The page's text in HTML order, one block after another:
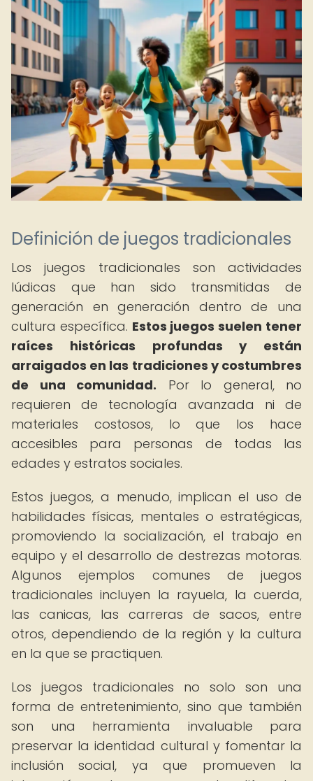
Definición de juegos tradicionales
Los juegos tradicionales son actividades
lúdicas que han sido transmitidas de
generación en generación dentro de una
cultura específica. Estos juegos suelen tener
raíces históricas profundas y están
arraigados en las tradiciones y costumbres
de una comunidad. Por lo general, no
requieren de tecnología avanzada ni de
materiales costosos, lo que los hace
accesibles para personas de todas las
edades y estratos sociales.
Estos juegos, a menudo, implican el uso de
habilidades físicas, mentales o estratégicas,
promoviendo la socialización, el trabajo en
equipo y el desarrollo de destrezas motoras.
Algunos ejemplos comunes de juegos
tradicionales incluyen la rayuela, la cuerda,
las canicas, las carreras de sacos, entre
otros, dependiendo de la región y la cultura
en la que se practiquen.
Los juegos tradicionales no solo son una
forma de entretenimiento, sino que también
son una herramienta invaluable para
preservar la identidad cultural y fomentar la
inclusión social, ya que promueven la